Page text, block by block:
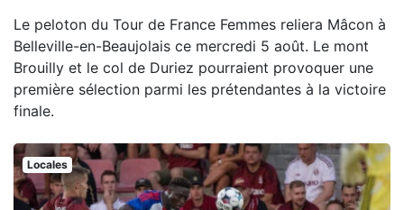
Le peloton du Tour de France Femmes reliera Mâcon à
Belleville-en-Beaujolais ce mercredi 5 août. Le mont
Brouilly et le col de Duriez pourraient provoquer une
première sélection parmi les prétendantes à la victoire
finale.
Locales